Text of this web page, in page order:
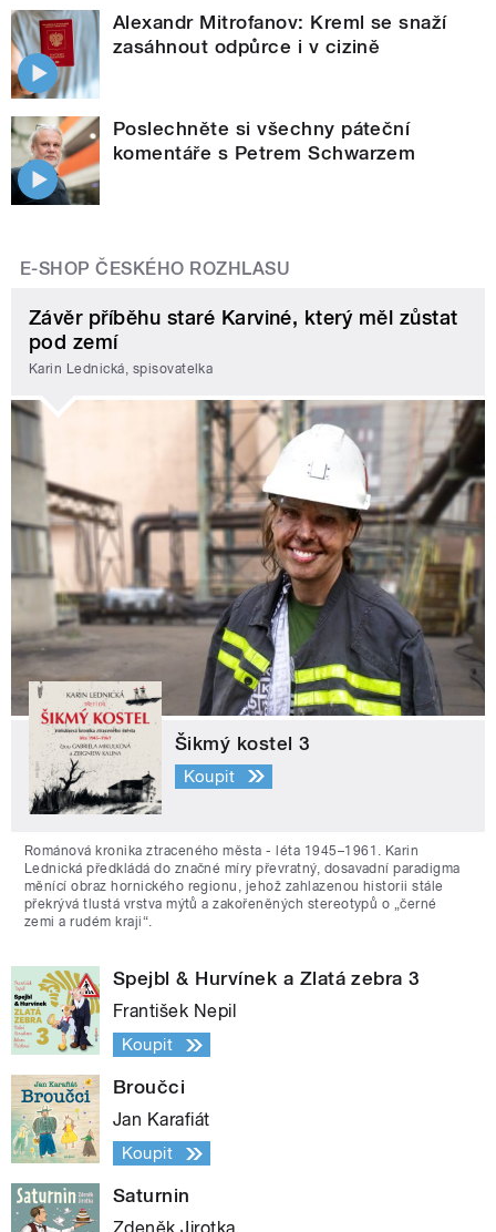
Alexandr Mitrofanov: Kreml se snaží
zasáhnout odpůrce i v cizině
Poslechněte si všechny páteční
komentáře s Petrem Schwarzem
E-SHOP ČESKÉHO ROZHLASU
Závěr příběhu staré Karviné, který měl zůstat
pod zemí
Karin Lednická, spisovatelka
Šikmý kostel 3
Koupit
Románová kronika ztraceného města - léta 1945–1961. Karin
Lednická předkládá do značné míry převratný, dosavadní paradigma
měnící obraz hornického regionu, jehož zahlazenou historii stále
překrývá tlustá vrstva mýtů a zakořeněných stereotypů o „černé
zemi a rudém kraji“.
Spejbl & Hurvínek a Zlatá zebra 3
František Nepil
Koupit
Broučci
Jan Karafiát
Koupit
Saturnin